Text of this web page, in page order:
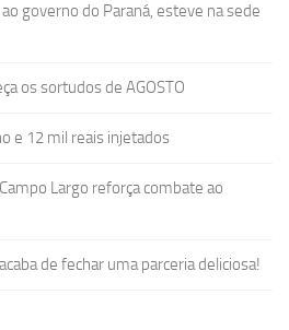
governo do Paraná, esteve na sede
os sortudos de AGOSTO
e 12 mil reais injetados
Largo reforça combate ao
de fechar uma parceria deliciosa!